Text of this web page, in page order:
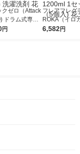
クゼロ（Attack
ドラム式専用
メガジャン
円
フレアフレグ
ROKA（イロ
イキッドリリ
6,582円